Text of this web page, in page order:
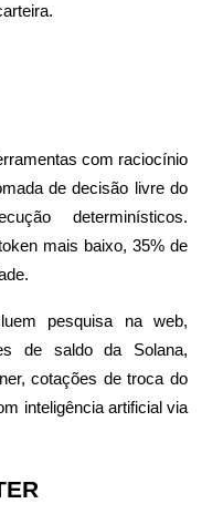
com raciocínio
de decisão livre do
determinísticos.
mais baixo, 35% de
pesquisa na web,
de saldo da Solana,
cotações de troca do
inteligência artificial via